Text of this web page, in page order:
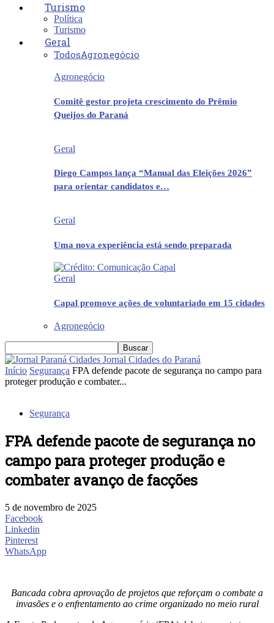
Turismo
Política
Turismo
Geral
TodosAgronegócio
Agronegócio
Comitê gestor projeta crescimento do Prêmio
Queijos do Paraná
Geral
Diego Campos lança “Manual das Eleições 2026”
para orientar candidatos e…
Geral
Uma nova experiência está sendo preparada
Geral
Capal promove ações de voluntariado em 15 cidades
Agronegócio
Jornal Cidades do Paraná
Início Segurança FPA defende pacote de segurança no campo para
proteger produção e combater...
Segurança
FPA defende pacote de segurança no
campo para proteger produção e
combater avanço de facções
5 de novembro de 2025
Facebook
Linkedin
Pinterest
WhatsApp
Bancada cobra aprovação de projetos que reforçam o combate a
invasões e o enfrentamento ao crime organizado no meio rural